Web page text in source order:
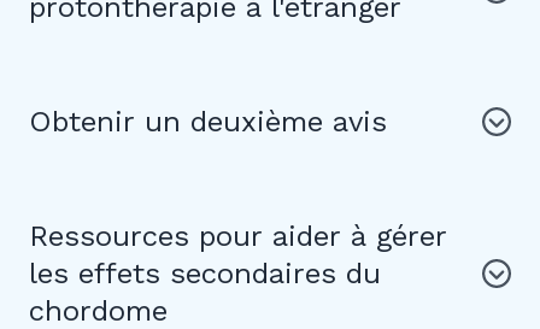
protonthérapie à l'étranger
Obtenir un deuxième avis
Ressources pour aider à gérer
les effets secondaires du
chordome